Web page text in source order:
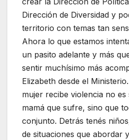
Dirección de Diversidad y
territorio con temas tan
Ahora lo que estamos
un pasito adelante y más
sentir muchísimo más
Elizabeth desde el
mujer recibe violencia no es
mamá que sufre, sino que
conjunto. Detrás tenés
de situaciones que abordar